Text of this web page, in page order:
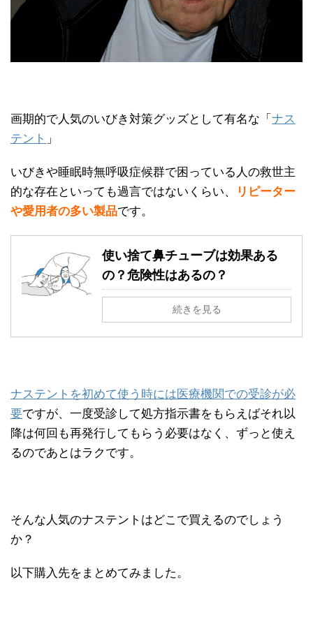
画期的で人気のいびき対策グッズとして有名な「 ナス
テント 」
いびきや睡眠時無呼吸症候群で困っている人の救世主
的な存在といっても過言ではないくらい、
リピーター
や愛用者の多い製品です。
使い捨て鼻チューブは効果ある
の？危険性はあるの？
続きを見る
ナステントを初めて使う時には医療機関での受診が必
要ですが、一度受診して処方指示書をもらえばそれ以
降は何回も再発行してもらう必要はなく、ずっと使え
るのであとはラクです。
そんな人気のナステントはどこで買えるのでしょう
か？
以下購入先をまとめてみました。